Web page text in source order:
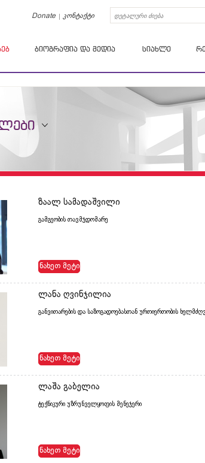
Donate კონტაქტი
ბიოგრაფია და მედია სიახლე
ზაალ სამადაშვილი
გამგეობის თავმჯდომარე
ნახეთ მეტი
ლანა ღვინჯილია
განვითარების და საზოგადოებასთან ურთიერთობის
ნახეთ მეტი
ლაშა გაბელია
ტექნიკური უზრუნველყოფის მენეჯერი
ნახეთ მეტი